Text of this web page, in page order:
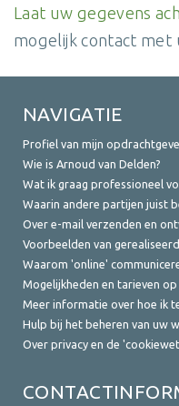
Laat uw gegevens
mogelijk contact met
NAVIGATIE
Profiel van mijn
Wie is Arnoud van Delden?
Wat ik graag professioneel
Waarin andere partijen juist
Over e-mail verzenden en
Voorbeelden van
Waarom 'online'
Mogelijkheden en tarieven
Meer informatie over hoe ik
Hulp bij het beheren van uw
Over privacy en de